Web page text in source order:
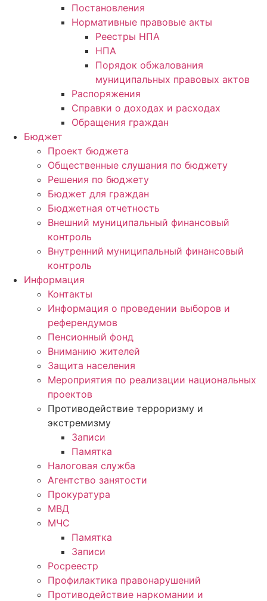
Постановления
Нормативные правовые акты
Реестры НПА
НПА
Порядок обжалования
муниципальных правовых актов
Распоряжения
Справки о доходах и расходах
Обращения граждан
Бюджет
Проект бюджета
Общественные слушания по бюджету
Решения по бюджету
Бюджет для граждан
Бюджетная отчетность
Внешний муниципальный финансовый
контроль
Внутренний муниципальный финансовый
контроль
Информация
Контакты
Информация о проведении выборов и
референдумов
Пенсионный фонд
Вниманию жителей
Защита населения
Мероприятия по реализации национальных
проектов
Противодействие терроризму и
экстремизму
Записи
Памятка
Налоговая служба
Агентство занятости
Прокуратура
МВД
МЧС
Памятка
Записи
Росреестр
Профилактика правонарушений
Противодействие наркомании и